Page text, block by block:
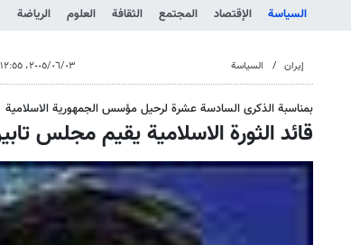
السياسة
الإقتصاد المجتمع الثقافة العلوم الرياضة
إيران السياسة ٠٣‏/٠٦‏/٢٠٠٥، ١٢:٥٥ م
بمناسبة الذكرى السادسة عشرة لرحيل مؤسس الجمهورية الاسلامية
قائد الثورة الاسلامية يقيم مجلس